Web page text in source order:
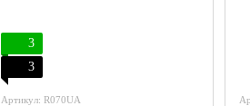
3
3
Артикул: R070UA